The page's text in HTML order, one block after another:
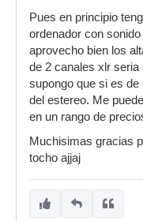
Pues en principio
ordenador con
aprovecho bien los
de 2 canales xlr
supongo que si es
del estereo. Me
en un rango de
Muchisimas gracias
tocho ajjaj